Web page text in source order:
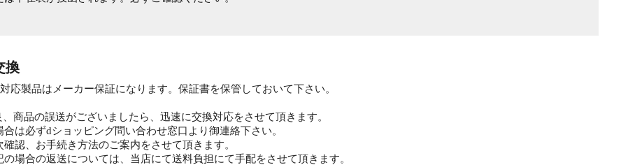
換
応製品はメーカー保証になります。保証書を保管しておいて下さい。
商品の誤送がございましたら、迅速に交換対応をさせて頂きます。
必ずdショッピング問い合わせ窓口より御連絡下さい。
、お手続き方法のご案内をさせて頂きます。
合の返送については、当店にて送料負担にて手配をさせて頂きます。